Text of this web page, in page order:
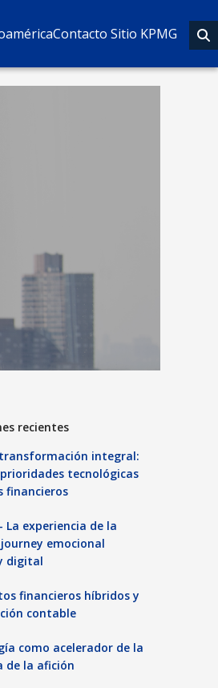
Contacto Sitio KPMG
recientes
integral:
tecnológicas
financieros
La experiencia de la
emocional
digital
financieros híbridos y
contable
como acelerador de la
de la afición